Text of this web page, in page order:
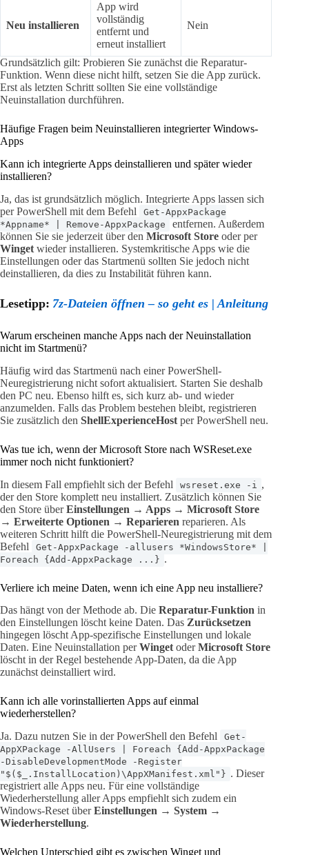
Neu installieren
App wird
vollständig
entfernt und
erneut installiert
Nein
Grundsätzlich gilt: Probieren Sie zunächst die Reparatur-
Funktion. Wenn diese nicht hilft, setzen Sie die App zurück.
Erst als letzten Schritt sollten Sie eine vollständige
Neuinstallation durchführen.
Häufige Fragen beim Neuinstallieren integrierter Windows-
Apps
Kann ich integrierte Apps deinstallieren und später wieder
installieren?
Ja, das ist grundsätzlich möglich. Integrierte Apps lassen sich
per PowerShell mit dem Befehl
Get-AppxPackage
*Appname* | Remove-AppxPackage
entfernen. Außerdem
können Sie sie jederzeit über den Microsoft Store oder per
Winget wieder installieren. Systemkritische Apps wie die
Einstellungen oder das Startmenü sollten Sie jedoch nicht
deinstallieren, da dies zu Instabilität führen kann.
Lesetipp: 7z-Dateien öffnen – so geht es | Anleitung
Warum erscheinen manche Apps nach der Neuinstallation
nicht im Startmenü?
Häufig wird das Startmenü nach einer PowerShell-
Neuregistrierung nicht sofort aktualisiert. Starten Sie deshalb
den PC neu. Ebenso hilft es, sich kurz ab- und wieder
anzumelden. Falls das Problem bestehen bleibt, registrieren
Sie zusätzlich den ShellExperienceHost per PowerShell neu.
Was tue ich, wenn der Microsoft Store nach WSReset.exe
immer noch nicht funktioniert?
In diesem Fall empfiehlt sich der Befehl
wsreset.exe -i
,
der den Store komplett neu installiert. Zusätzlich können Sie
den Store überEinstellungen → Apps → Microsoft Store
→ Erweiterte Optionen → Reparieren reparieren. Als
weiteren Schritt hilft die PowerShell-Neuregistrierung mit dem
Befehl
Get-AppxPackage -allusers *WindowsStore* |
Foreach {Add-AppxPackage ...} .
Verliere ich meine Daten, wenn ich eine App neu installiere?
Das hängt von der Methode ab. Die Reparatur-Funktion in
den Einstellungen löscht keine Daten. Das Zurücksetzen
hingegen löscht App-spezifische Einstellungen und lokale
Daten. Eine Neuinstallation perWingetoderMicrosoft Store
löscht in der Regel bestehende App-Daten, da die App
zunächst deinstalliert wird.
Kann ich alle vorinstallierten Apps auf einmal
wiederherstellen?
Ja. Dazu nutzen Sie in der PowerShell den Befehl
Get-
AppXPackage -AllUsers | Foreach {Add-AppxPackage
-DisableDevelopmentMode -Register
"$($_.InstallLocation)\AppXManifest.xml"} . Dieser
registriert alle Apps neu. Für eine vollständige
Wiederherstellung aller Apps empfiehlt sich zudem ein
Windows-Reset überEinstellungen → System →
Wiederherstellung.
Welchen Unterschied gibt es zwischen Winget und